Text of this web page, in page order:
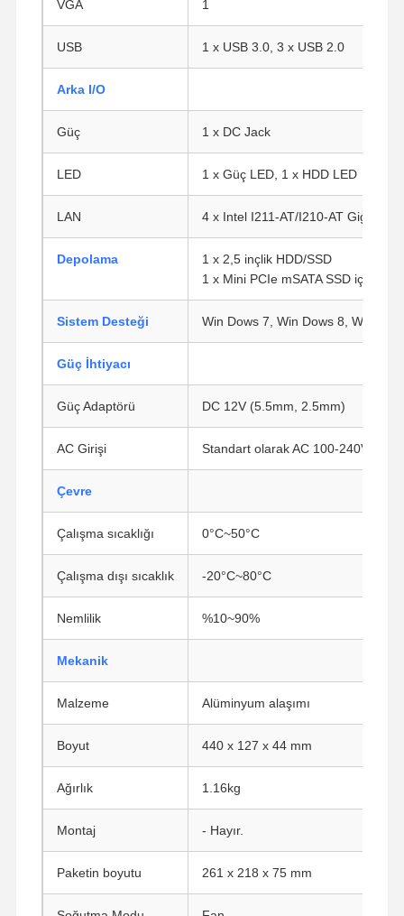
Ana Sayfa Hakkımızda Fabrika Turu
Konuşalım.
Ateş duvarı Mini PC
Endüstriyel Mini PC
1U Raf Montajlı PC
POE Mini PC
Core Mini PC
Ofis Mini Bilgisayarı
VGA 1
USB 1 x USB 3.0, 3 x USB 2.0
Arka I/O
Güç 1 x DC Jack
LED 1 x Güç LED, 1 x HDD LED
LAN 4 x Intel I211-AT/I210-AT Gigabit
Depolama
1 x 2,5 inçlik HDD/SSD
1 x Mini PCIe mSATA SSD için
Sistem Desteği Win Dows 7, Win Dows 8, Win
Güç İhtiyacı
Güç Adaptörü DC 12V (5.5mm, 2.5mm)
AC Girişi Standart olarak AC 100-240V
Çevre
Çalışma sıcaklığı 0°C~50°C
Çalışma dışı sıcaklık -20°C~80°C
Nemlilik %10~90%
Mekanik
Malzeme Alüminyum alaşımı
Boyut 440 x 127 x 44 mm
Ağırlık 1.16kg
Montaj - Hayır.
Paketin boyutu 261 x 218 x 75 mm